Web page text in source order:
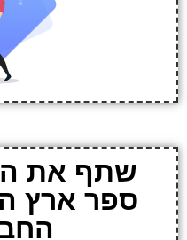
שתף את
ספר ארץ